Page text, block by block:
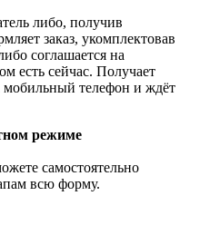
либо, получив
заказ, укомплектовав
соглашается на
есть сейчас. Получает
мобильный телефон и ждёт
режиме
самостоятельно
всю форму.